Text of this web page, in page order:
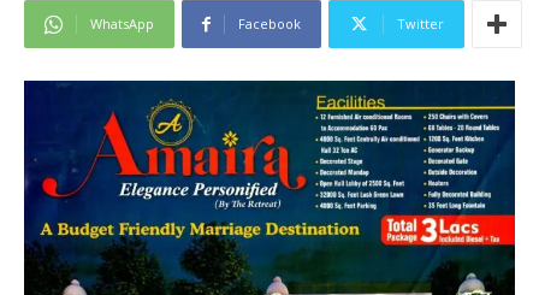
WhatsApp Facebook Twitter